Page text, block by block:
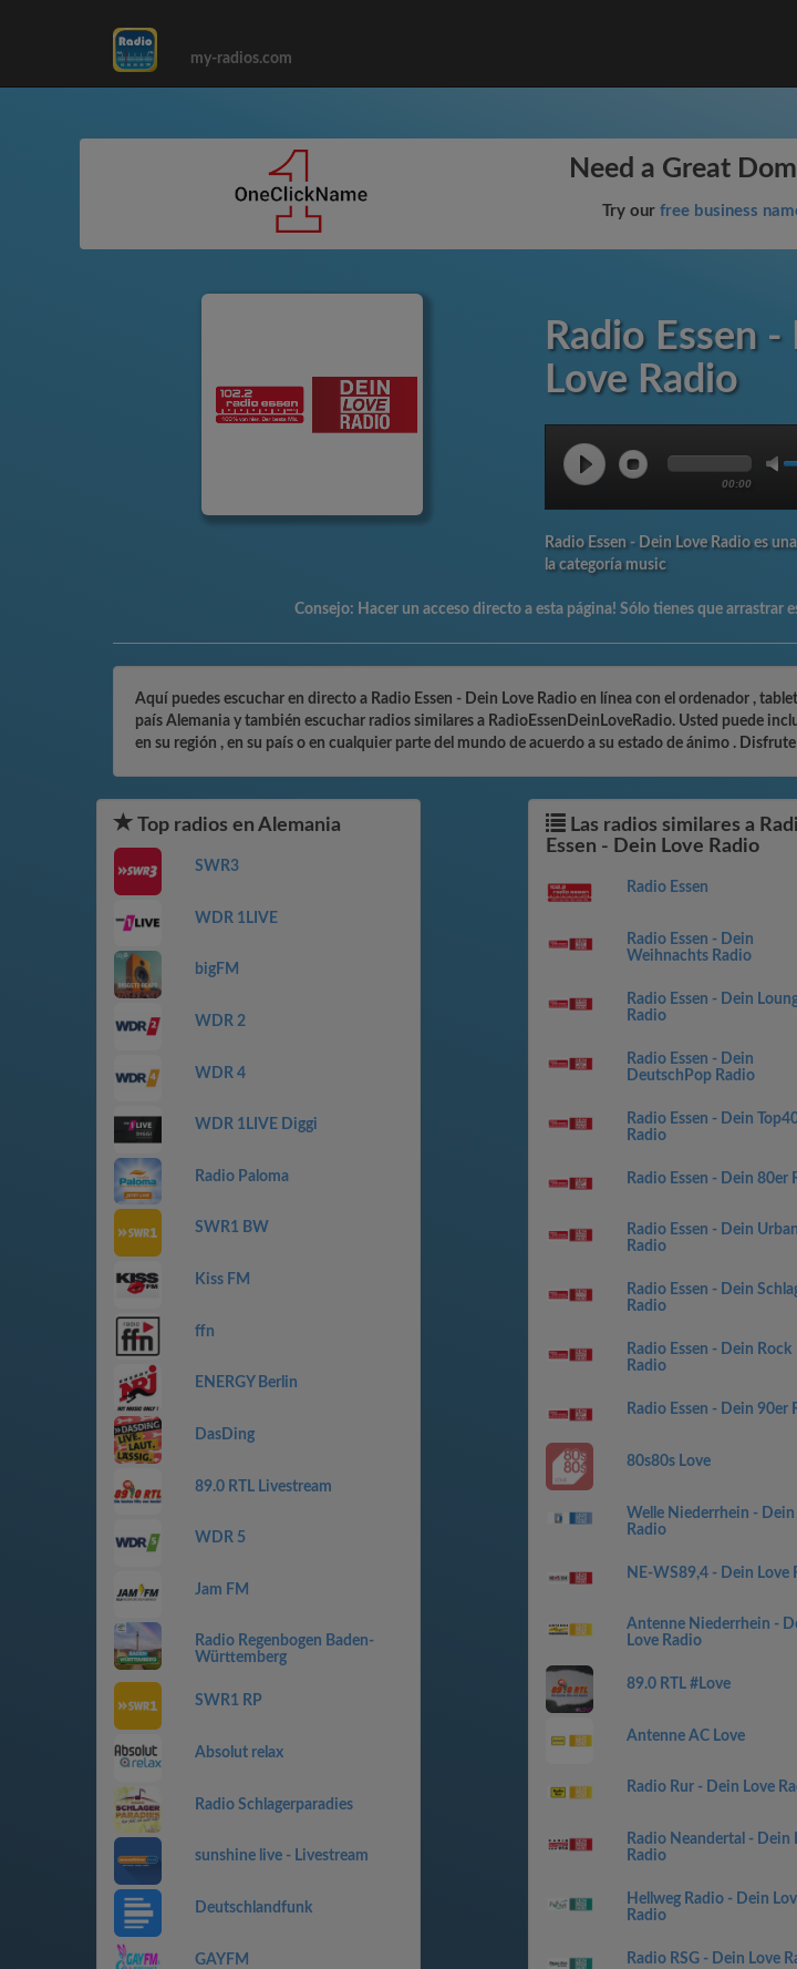
my-radios.com
Need a Great
Try our free business
Radio Essen -
Love Radio
00:00
Radio Essen - Dein Love Radio es
la categoría music
Consejo: Hacer un acceso directo a esta página! Sólo tienes que arrastrar
Aquí puedes escuchar en directo a Radio Essen - Dein Love Radio en línea con el ordenador ,
país Alemania y también escuchar radios similares a RadioEssenDeinLoveRadio. Usted puede
en su región , en su país o en cualquier parte del mundo de acuerdo a su estado de ánimo . Disfrute
Top radios en Alemania
SWR3
WDR 1LIVE
bigFM
WDR 2
WDR 4
WDR 1LIVE Diggi
Radio Paloma
SWR1 BW
Kiss FM
ffn
ENERGY Berlin
DasDing
89.0 RTL Livestream
WDR 5
Jam FM
Radio Regenbogen Baden-
Württemberg
SWR1 RP
Absolut relax
Radio Schlagerparadies
sunshine live - Livestream
Deutschlandfunk
GAYFM
Las radios similares a
Essen - Dein Love Radio
Radio Essen
Radio Essen - Dein
Weihnachts Radio
Radio Essen - Dein
Radio
Radio Essen - Dein
DeutschPop Radio
Radio Essen - Dein
Radio
Radio Essen - Dein 80er
Radio Essen - Dein Urban
Radio
Radio Essen - Dein
Radio
Radio Essen - Dein Rock
Radio
Radio Essen - Dein 90er
80s80s Love
Welle Niederrhein - Dein
Radio
NE-WS89,4 - Dein Love
Antenne Niederrhein -
Love Radio
89.0 RTL #Love
Antenne AC Love
Radio Rur - Dein Love
Radio Neandertal - Dein
Radio
Hellweg Radio - Dein
Radio
Radio RSG - Dein Love